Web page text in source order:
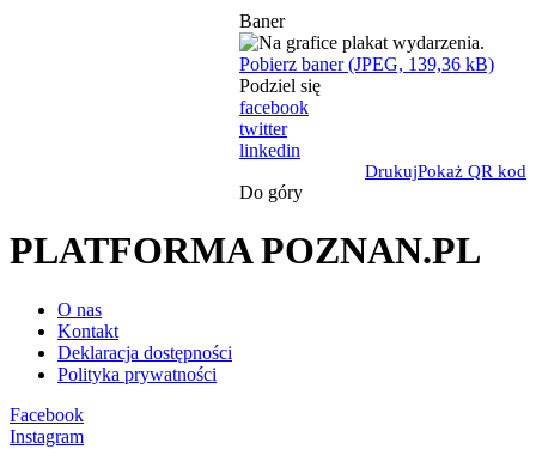
Baner
Pobierz baner (JPEG, 139,36 kB)
Podziel się
facebook
twitter
linkedin
DrukujPokaż QR kod
Do góry
PLATFORMA POZNAN.PL
O nas
Kontakt
Deklaracja dostępności
Polityka prywatności
Facebook
Instagram